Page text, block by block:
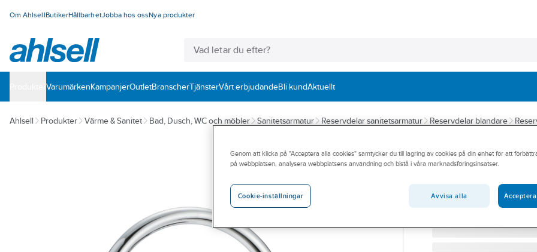
Om AhlsellButikerHållbarhetJobba hos ossNya produkter
VarumärkenKampanjerOutletBranscherTjänsterVårt erbjudandeBli kundAktuellt
Ahlsell Produkter Värme & Sanitet Bad, Dusch, WC och möbler Sanitetsarmatur Reservdelar sanitetsarmatur Reservdelar blandare
MORA
Kökspip Mora
KÖKSPIP MMIX K5 FKR
Artikelnummer:
8326732V
409395.AE
Genom att klicka på "Acceptera alla cookies" samtycker du till lagring av cookies på din enhet för att
på webbplatsen, analysera webbplatsens användning och bistå i våra marknadsföringsinsatser.
Cookie-inställningar Avvisa alla